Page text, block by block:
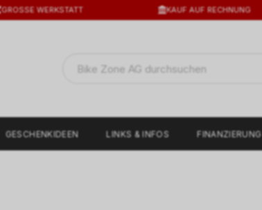
GROSSE WERKSTATT KAUF AUF RECHNUNG
GESCHENKIDEEN LINKS & INFOS FINANZIERUNG